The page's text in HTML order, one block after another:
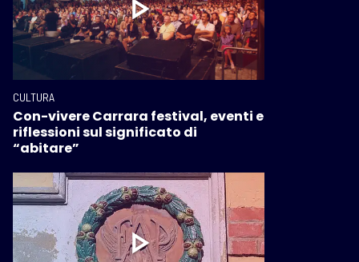
CULTURA
Con-vivere Carrara festival, eventi e
riflessioni sul significato di
“abitare”